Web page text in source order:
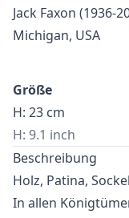
Jack Faxon (1936-
Michigan, USA
Größe
H: 23 cm
H: 9.1 inch
Beschreibung
Holz, Patina, Sockel
In allen